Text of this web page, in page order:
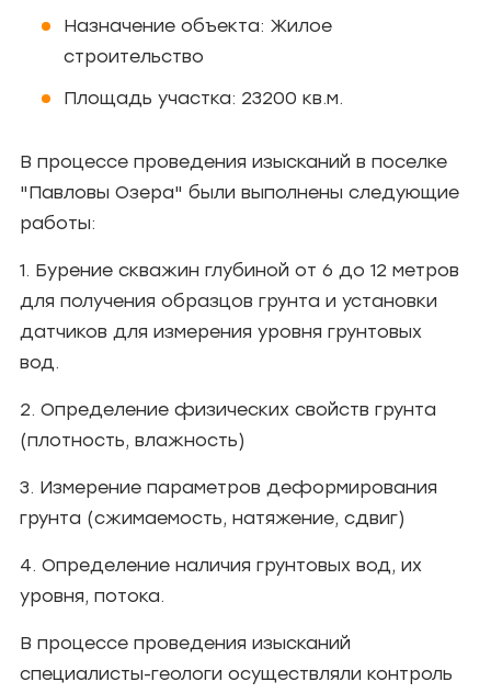
Назначение объекта: Жилое
строительство
Площадь участка: 23200 кв.м.
В процессе проведения изысканий в поселке
"Павловы Озера" были выполнены следующие
работы:
1. Бурение скважин глубиной от 6 до 12 метров
для получения образцов грунта и установки
датчиков для измерения уровня грунтовых
вод.
2. Определение физических свойств грунта
(плотность, влажность)
3. Измерение параметров деформирования
грунта (сжимаемость, натяжение, сдвиг)
4. Определение наличия грунтовых вод, их
уровня, потока.
В процессе проведения изысканий
специалисты-геологи осуществляли контроль